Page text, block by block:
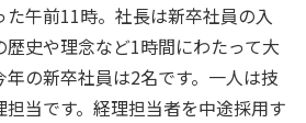
午前11時。社長は新卒社員の入
史や理念など1時間にわたって大
の新卒社員は2名です。一人は技
当です。経理担当者を中途採用す